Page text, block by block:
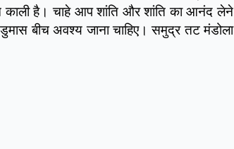
काली है। चाहे आप शांति और शांति का आनंद लेने
बीच अवश्य जाना चाहिए। समुद्र तट मंडोला